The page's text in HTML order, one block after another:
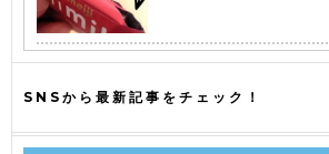
SNSから最新記事をチェック！